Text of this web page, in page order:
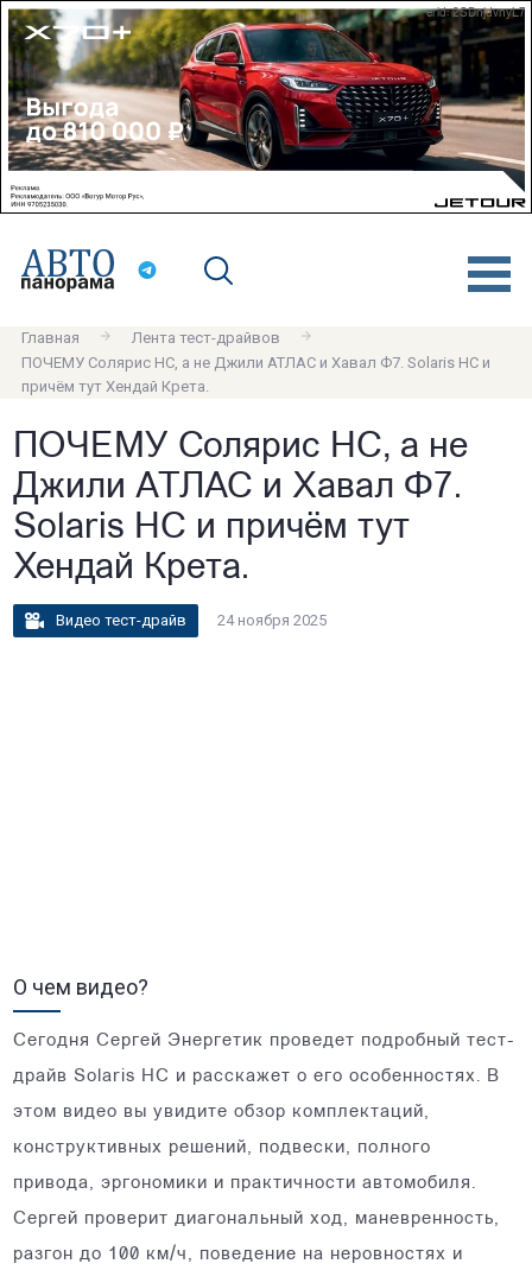
erid: 2SDnjdvnyL7
Главная
Лента тест-драйвов
ПОЧЕМУ Солярис HC, а не Джили АТЛАС и Хавал Ф7. Solaris HC и
причём тут Хендай Крета.
ПОЧЕМУ Солярис HC, а не
Джили АТЛАС и Хавал Ф7.
Solaris HC и причём тут
Хендай Крета.
Видео тест-драйв 24 ноября 2025
О чем видео?
Сегодня Сергей Энергетик проведет подробный тест-
драйв Solaris HC и расскажет о его особенностях. В
этом видео вы увидите обзор комплектаций,
конструктивных решений, подвески, полного
привода, эргономики и практичности автомобиля.
Сергей проверит диагональный ход, маневренность,
разгон до 100 км/ч, поведение на неровностях и